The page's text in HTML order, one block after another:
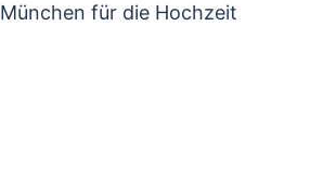
München für die Hochzeit